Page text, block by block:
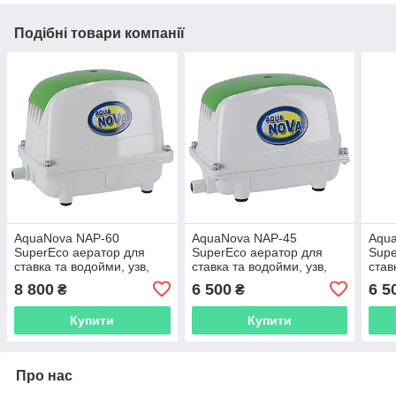
Подібні товари компанії
AquaNova NAP-60
SuperEco аератор для
ставка та водойми, узв,
8 800 ₴
Купити
AquaNova NAP-45
SuperEco аератор для
ставка та водойми, узв,
6 500₴
Купити
6
Про нас